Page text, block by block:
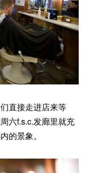
直接走进店来等
六f.s.c.发廊里就充
的景象。